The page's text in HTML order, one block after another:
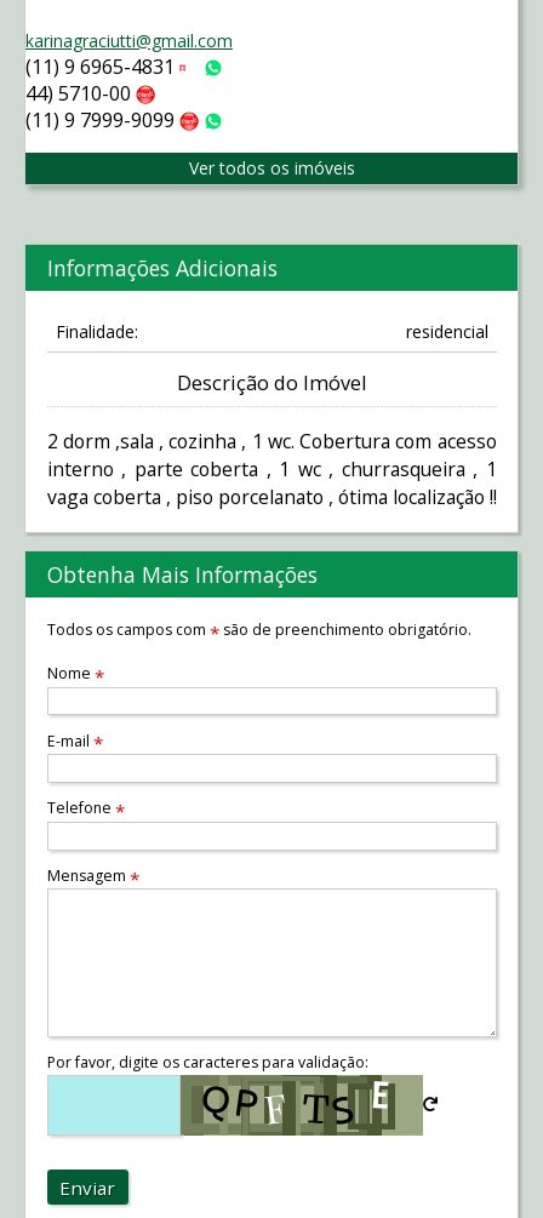
karinagraciutti@gmail.com
(11) 9 6965-4831 Tim
44) 5710-00
(11) 9 7999-9099 Claro
Ver todos os imóveis
Informações Adicionais
Finalidade: residencial
Descrição do Imóvel
2 dorm ,sala , cozinha , 1 wc. Cobertura com acesso
interno , parte coberta , 1 wc , churrasqueira , 1
vaga coberta , piso porcelanato , ótima localização !!
Obtenha Mais Informações
Todos os campos com *são de preenchimento obrigatório.
Nome *
E-mail *
Telefone *
Mensagem *
Por favor, digite os caracteres para validação:
Enviar